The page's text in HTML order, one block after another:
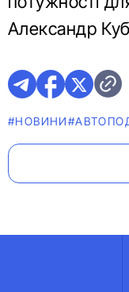
Александр
#НОВИНИ